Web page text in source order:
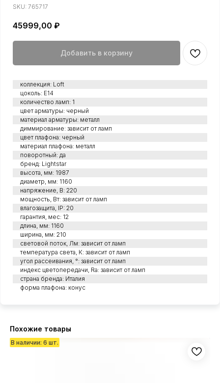
SKU: 765717
45999,00 ₽
Добавить в корзину
коллекция: Loft
цоколь: E14
количество ламп: 1
цвет арматуры: черный
материал арматуры: металл
диммирование: зависит от ламп
цвет плафона: черный
материал плафона: металл
поворотный: да
бренд: Lightstar
высота, мм: 1987
диаметр, мм: 1160
напряжение, В: 220
мощность, Вт: зависит от ламп
влагозащита, IP: 20
гарантия, мес: 12
длина, мм: 1160
ширина, мм: 210
световой поток, Лм: зависит от ламп
температура света, К: зависит от ламп
угол рассеивания, °: зависит от ламп
индекс цветопередачи, Ra: зависит от ламп
страна бренда: Италия
форма плафона: конус
Похожие товары